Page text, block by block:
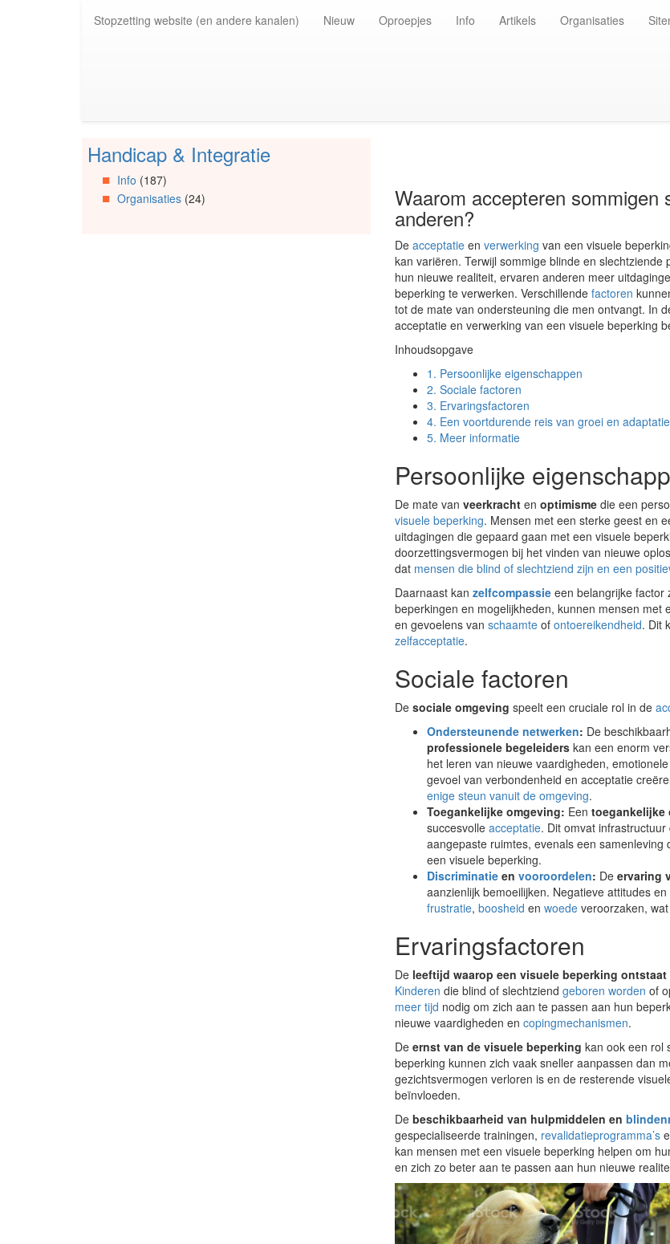
Stopzetting website (en andere kanalen) Nieuw Oproepjes Info Artikels Organisaties
Spring
Artikels
Spring
Handicap & Integratie
Info (187)
Organisaties(24) Waarom accepteren sommigen
anderen?
De acceptatie en verwerking van een visuele
kan variëren. Terwijl sommige blinde en
hun nieuwe realiteit, ervaren anderen meer
beperking te verwerken. Verschillende factoren
tot de mate van ondersteuning die men ontvangt. In
acceptatie en verwerking van een visuele beperking
Inhoudsopgave
1. Persoonlijke eigenschappen
2. Sociale factoren
3. Ervaringsfactoren
4. Een voortdurende reis van groei en adaptatie
5. Meer informatie
Persoonlijke
De mate van veerkracht en optimisme die een
visuele beperking. Mensen met een sterke geest en
uitdagingen die gepaard gaan met een visuele
doorzettingsvermogen bij het vinden van nieuwe
dat mensen die blind of slechtziend zijn en een
Daarnaast kan zelfcompassie een belangrijke factor
beperkingen en mogelijkheden, kunnen mensen
en gevoelens van schaamte of ontoereikendheid. Dit
zelfacceptatie.
Sociale factoren
De sociale omgeving speelt een cruciale rol in de
Ondersteunende netwerken: De
professionele begeleiders kan een enorm
het leren van nieuwe vaardigheden,
gevoel van verbondenheid en acceptatie
enige steun vanuit de omgeving.
Toegankelijke omgeving: Een toegankelijke
succesvolle acceptatie. Dit omvat
aangepaste ruimtes, evenals een
een visuele beperking.
Discriminatie en vooroordelen: De ervaring
aanzienlijk bemoeilijken. Negatieve attitudes
frustratie, boosheid en woede veroorzaken,
Ervaringsfactoren
De leeftijd waarop een visuele beperking ontstaat
Kinderen die blind of slechtziend geboren worden of
meer tijd nodig om zich aan te passen aan hun
nieuwe vaardigheden en copingmechanismen.
De ernst van de visuele beperking kan ook een rol
beperking kunnen zich vaak sneller aanpassen dan
gezichtsvermogen verloren is en de resterende
beïnvloeden.
De beschikbaarheid van hulpmiddelen en
gespecialiseerde trainingen, revalidatieprogramma’s
kan mensen met een visuele beperking helpen om
en zich zo beter aan te passen aan hun nieuwe